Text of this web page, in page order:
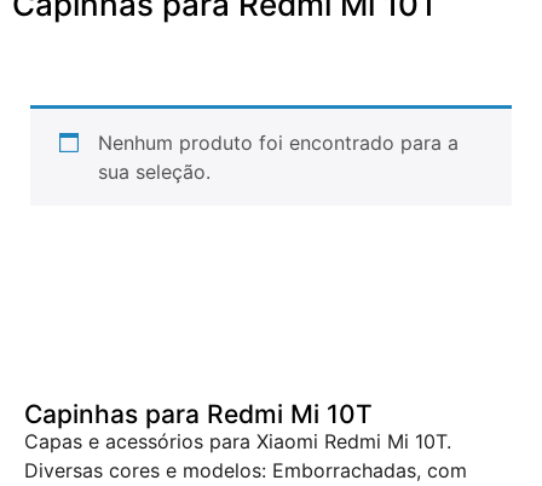
Nenhum produto foi encontrado para a
sua seleção.
Capinhas para Redmi Mi 10T
Capas e acessórios para Xiaomi Redmi Mi 10T.
Diversas cores e modelos: Emborrachadas, com